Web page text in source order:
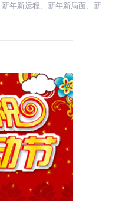
年新运程、新年新局面、新